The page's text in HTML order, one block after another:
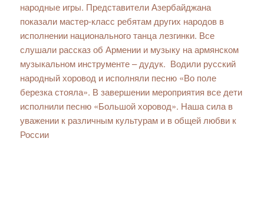
народные игры. Представители Азербайджана
показали мастер-класс ребятам других народов в
исполнении национального танца лезгинки. Все
слушали рассказ об Армении и музыку на армянском
музыкальном инструменте – дудук. Водили русский
народный хоровод и исполняли песню «Во поле
березка стояла». В завершении мероприятия все дети
исполнили песню «Большой хоровод». Наша сила в
уважении к различным культурам и в общей любви к
России